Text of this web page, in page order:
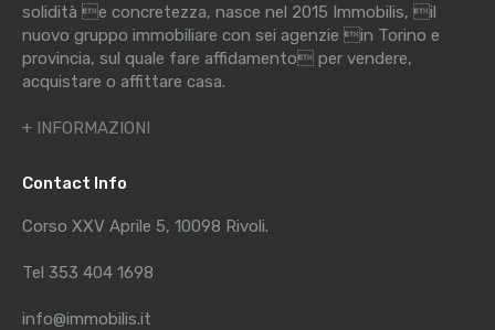
solidità e concretezza, nasce nel 2015 Immobilis, il
nuovo gruppo immobiliare con sei agenzie in Torino e
provincia, sul quale fare affidamento per vendere,
acquistare o affittare casa.
+ INFORMAZIONI
Contact Info
Corso XXV Aprile 5, 10098 Rivoli.
Tel 353 404 1698
info@immobilis.it